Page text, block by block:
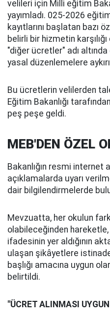
velileri için Milli eğitim
yayımladı. 025-2026
kayıtlarını başlatan bazı
belirli bir hizmetin
"diğer ücretler" adı
yasal düzenlemelere
Bu ücretlerin velilerden
Eğitim Bakanlığı
peş peşe geldi.
MEB'DEN ÖZEL
Bakanlığın resmi internet
açıklamalarda uyarı
dair bilgilendirmelerde
Mevzuatta, her okulun
olabileceğinden
ifadesinin yer aldığının
ulaşan şikâyetlere
başlığı amacına uygun
belirtildi.
"ÜCRET ALINMASI